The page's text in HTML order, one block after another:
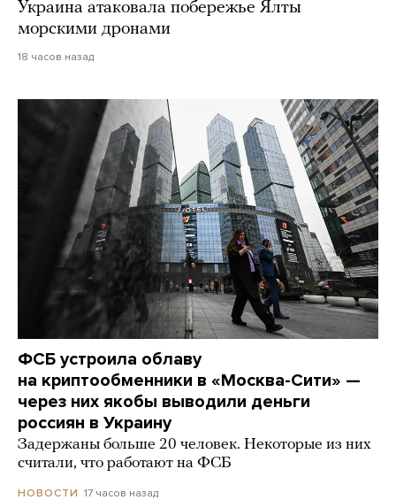
Украина атаковала побережье Ялты
морскими дронами
18 часов назад
ФСБ устроила облаву
на криптообменники в «Москва-Сити» —
через них якобы выводили деньги
россиян в Украину
Задержаны больше 20 человек. Некоторые из них
считали, что работают на ФСБ
НОВОСТИ 17 часов назад